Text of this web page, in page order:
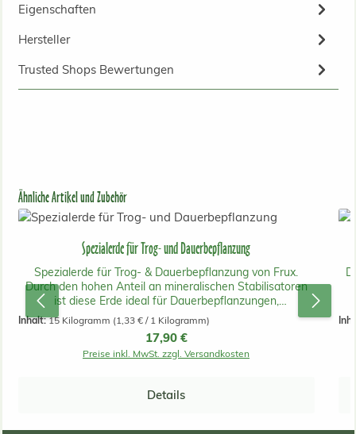
Eigenschaften
Hersteller
Trusted Shops Bewertungen
Produktgalerie überspringen
Ähnliche Artikel und Zubehör
Spezialerde für Trog- und Dauerbepflanzung
Spezialerde für Trog- & Dauerbepflanzung von Frux.
Durch den hohen Anteil an mineralischen Stabilisatoren
ist diese Erde ideal für Dauerbepflanzungen,
Innenraumbegrünungen und die Bepflanzung von
Großgefäßen mit Pflanzeinsatz und
Bewässerungssystem geeignet. Die Erde ist so
zusammengesetzt, dass sie langfristig nicht
ebenso als strukturstabiler Unterbau in Hochbeeten zu
Inhalt:15 Kilogramm (1,33 € / 1 Kilogramm)
Regulärer Preis:
17,90 €
Preise inkl. MwSt. zzgl. Versandkosten
Details